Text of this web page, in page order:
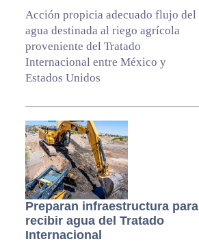
Acción propicia adecuado flujo del
agua destinada al riego agrícola
proveniente del Tratado
Internacional entre México y
Estados Unidos
Preparan infraestructura para
recibir agua del Tratado
Internacional